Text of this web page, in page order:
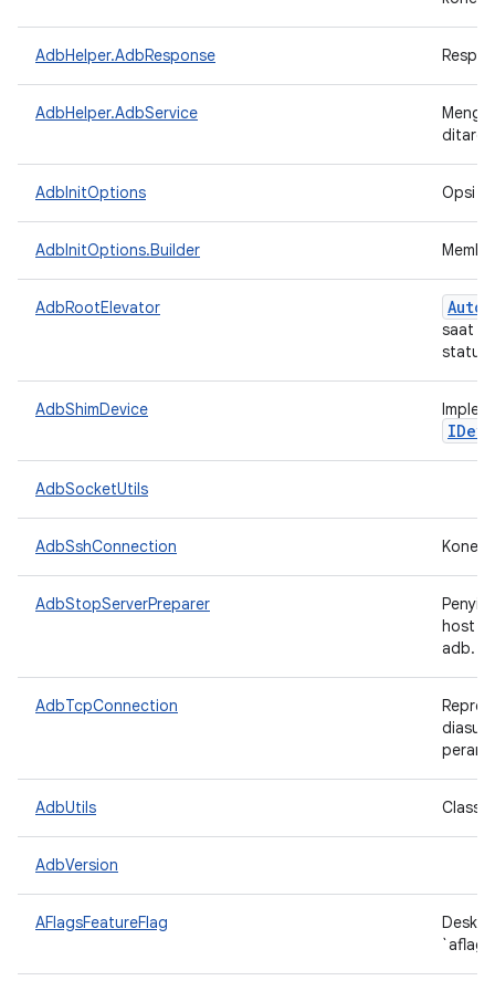
AdbHelper.AdbResponse
AdbHelper.AdbService
AdbInitOptions Opsi
AdbInitOptions.Builder
AdbRootElevator Auto
saat
status
AdbShimDevice
AdbSocketUtils
AdbSshConnection
AdbStopServerPreparer
host
adb.
AdbTcpConnection
AdbUtils Class
AdbVersion
AFlagsFeatureFlag